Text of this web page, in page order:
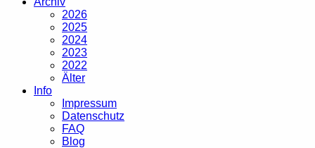
2026
2025
2024
2023
2022
Älter
Info
Impressum
Datenschutz
FAQ
Blog